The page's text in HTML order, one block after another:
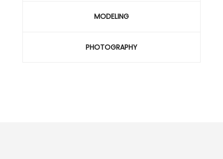
MODELING
PHOTOGRAPHY